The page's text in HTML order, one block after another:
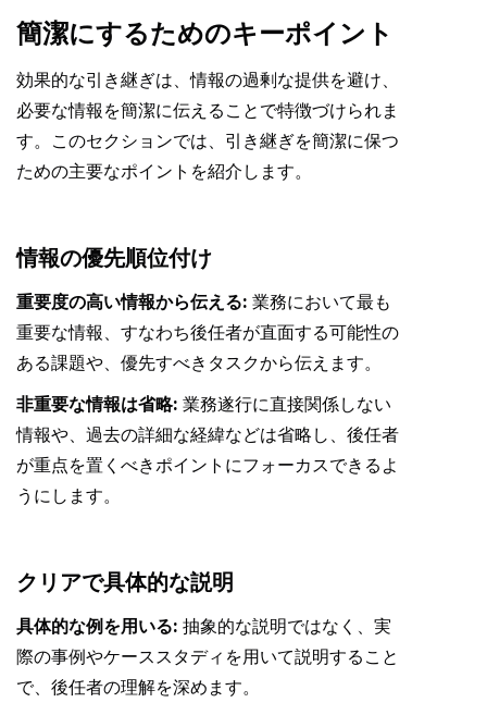
簡潔にするためのキーポイント
効果的な引き継ぎは、情報の過剰な提供を避け、
必要な情報を簡潔に伝えることで特徴づけられま
す。このセクションでは、引き継ぎを簡潔に保つ
ための主要なポイントを紹介します。
情報の優先順位付け
重要度の高い情報から伝える: 業務において最も
重要な情報、すなわち後任者が直面する可能性の
ある課題や、優先すべきタスクから伝えます。
非重要な情報は省略: 業務遂行に直接関係しない
情報や、過去の詳細な経緯などは省略し、後任者
が重点を置くべきポイントにフォーカスできるよ
うにします。
クリアで具体的な説明
具体的な例を用いる: 抽象的な説明ではなく、実
際の事例やケーススタディを用いて説明すること
で、後任者の理解を深めます。